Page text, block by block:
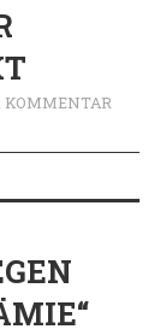
KOMMENTAR